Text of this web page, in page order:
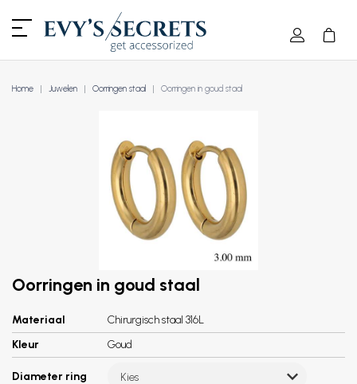
Home Juwelen Oorringen staal Oorringen in goud staal
Oorringen in goud staal
Materiaal
Chirurgisch staal 316L
Kleur
Goud
Diameter ring Kies